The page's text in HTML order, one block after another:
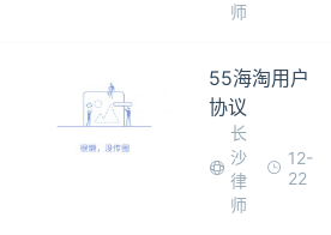
师
55海淘用户
协议
长
沙
律
师
12-
22